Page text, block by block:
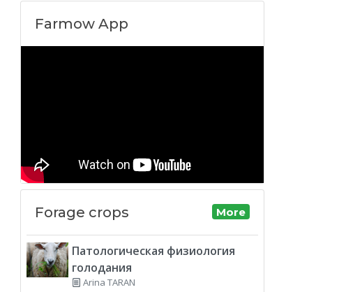
Farmow App
Forage crops More
Патологическая физиология
голодания
Arina TARAN